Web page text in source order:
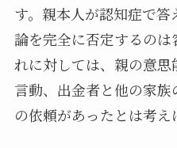
す。親本人が認知症で
論を完全に否定するの
れに対しては、親の意
言動、出金者と他の家
の依頼があったとは考え